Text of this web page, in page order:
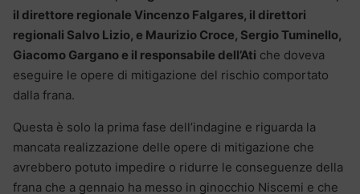
il direttore regionale Vincenzo Falgares, il direttori
regionali Salvo Lizio, e Maurizio Croce, Sergio Tuminello,
Giacomo Gargano e il responsabile dell’Ati che doveva
eseguire le opere di mitigazione del rischio comportato
dalla frana.
Questa è solo la prima fase dell’indagine e riguarda la
mancata realizzazione delle opere di mitigazione che
avrebbero potuto impedire o ridurre le conseguenze della
frana che a gennaio ha messo in ginocchio Niscemi e che